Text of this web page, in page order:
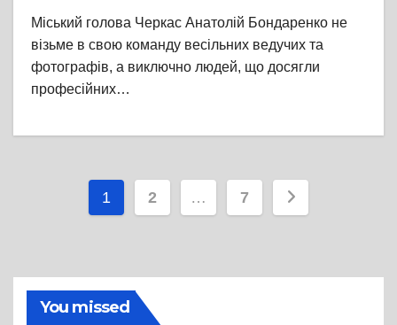
Міський голова Черкас Анатолій Бондаренко не
візьме в свою команду весільних ведучих та
фотографів, а виключно людей, що досягли
професійних…
Пагінація
1 2 … 7
You missed